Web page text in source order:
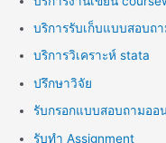
บริการรับเก็บแบบสอบถ
บริการวิเคราะห์ stata
ปรึกษาวิจัย
รับกรอกแบบสอบถามออ
รับทำ Assignment